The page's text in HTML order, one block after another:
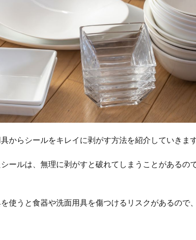
からシールをキレイに剥がす方法を紹介していきます
ールは、無理に剥がすと破れてしまうことがあるの
使うと食器や洗面用具を傷つけるリスクがあるので